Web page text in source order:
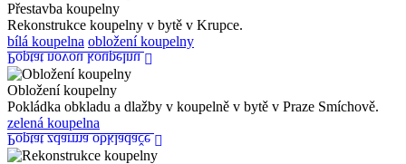
Přestavba koupelny
Rekonstrukce koupelny v bytě v Krupce.
bílá koupelna obložení koupelny
Poptat novou koupelnu
Obložení koupelny
Pokládka obkladu a dlažby v koupelně v bytě v Praze Smíchově.
zelená koupelna
Poptat zdarma obkladače